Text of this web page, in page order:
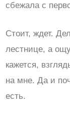
сбежала с
Стоит, ждет.
лестнице, а
кажется,
на мне. Да и
есть.